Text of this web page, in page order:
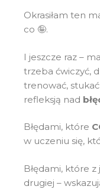
Okrasiłam ten
co 🤪.
I jeszcze raz –
trzeba ćwiczyć,
trenować,
refleksją nad
Błędami, które
w uczeniu się,
Błędami, które
drugiej –